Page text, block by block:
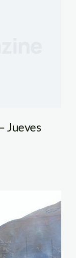
Jueves